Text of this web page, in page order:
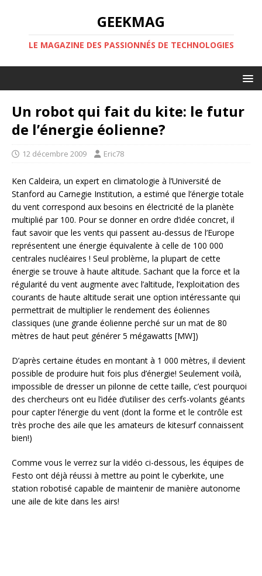
GEEKMAG
LE MAGAZINE DES PASSIONNÉS DE TECHNOLOGIES
Un robot qui fait du kite: le futur
de l’énergie éolienne?
12 décembre 2009 Eric78
Ken Caldeira, un expert en climatologie à l’Université de
Stanford au Carnegie Institution, a estimé que l’énergie totale
du vent correspond aux besoins en électricité de la planète
multiplié par 100. Pour se donner en ordre d’idée concret, il
faut savoir que les vents qui passent au-dessus de l’Europe
représentent une énergie équivalente à celle de 100 000
centrales nucléaires ! Seul problème, la plupart de cette
énergie se trouve à haute altitude. Sachant que la force et la
régularité du vent augmente avec l’altitude, l’exploitation des
courants de haute altitude serait une option intéressante qui
permettrait de multiplier le rendement des éoliennes
classiques (une grande éolienne perché sur un mat de 80
mètres de haut peut générer 5 mégawatts [MW])
D’après certaine études en montant à 1 000 mètres, il devient
possible de produire huit fois plus d’énergie! Seulement voilà,
impossible de dresser un pilonne de cette taille, c’est pourquoi
des chercheurs ont eu l’idée d’utiliser des cerfs-volants géants
pour capter l’énergie du vent (dont la forme et le contrôle est
très proche des aile que les amateurs de kitesurf connaissent
bien!)
Comme vous le verrez sur la vidéo ci-dessous, les équipes de
Festo ont déjà réussi à mettre au point le cyberkite, une
station robotisé capable de maintenir de manière autonome
une aile de kite dans les airs!